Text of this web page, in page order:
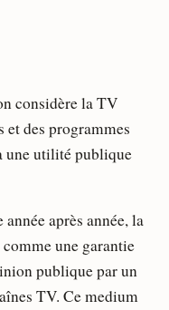
considère la TV
et des programmes
une utilité publique
après année, la
une garantie
publique par un
TV. Ce medium